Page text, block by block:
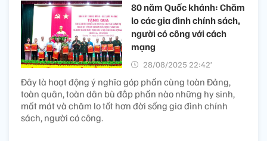
80 năm Quốc khánh: Chăm
lo các gia đình chính sách,
người có công với cách
mạng
28/08/2025 22:42’
Đây là hoạt động ý nghĩa góp phần cùng toàn Đảng,
toàn quân, toàn dân bù đắp phần nào những hy sinh,
mất mát và chăm lo tốt hơn đời sống gia đình chính
sách, người có công.